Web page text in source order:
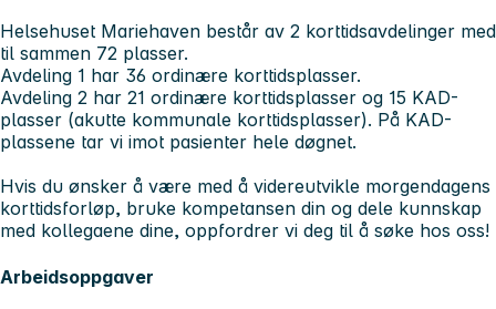
Helsehuset Mariehaven består av 2 korttidsavdelinger med
til sammen 72 plasser.
Avdeling 1 har 36 ordinære korttidsplasser.
Avdeling 2 har 21 ordinære korttidsplasser og 15 KAD-
plasser (akutte kommunale korttidsplasser). På KAD-
plassene tar vi imot pasienter hele døgnet.
Hvis du ønsker å være med å videreutvikle morgendagens
korttidsforløp, bruke kompetansen din og dele kunnskap
med kollegaene dine, oppfordrer vi deg til å søke hos oss!
Arbeidsoppgaver